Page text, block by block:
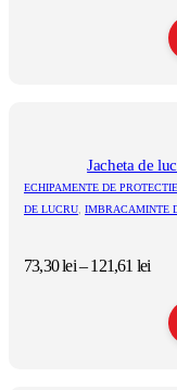
variații.
Opțiunile
pot
alese
în
Jacheta de
ECHIPAMENTE DE
DE LUCRU, IMBRACAMINTE
73,30lei– 121,61 lei